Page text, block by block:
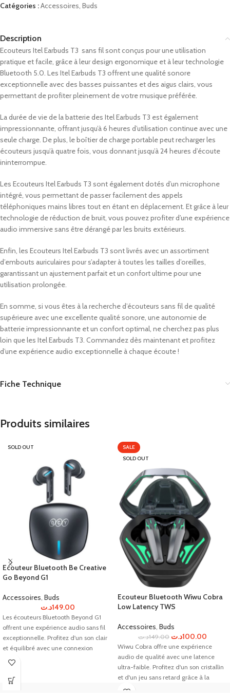
Catégories :Accessoires, Buds
Description
Ecouteurs Itel Earbuds T3 sans fil sont conçus pour une utilisation
pratique et facile, grâce à leur design ergonomique et à leur technologie
Bluetooth 5.0. Les Itel Earbuds T3 offrent une qualité sonore
exceptionnelle avec des basses puissantes et des aigus clairs, vous
permettant de profiter pleinement de votre musique préférée.
La durée de vie de la batterie des Itel Earbuds T3 est également
impressionnante, offrant jusqu’à 6 heures d’utilisation continue avec une
seule charge. De plus, le boîtier de charge portable peut recharger les
écouteurs jusqu’à quatre fois, vous donnant jusqu’à 24 heures d’écoute
ininterrompue.
Les Ecouteurs Itel Earbuds T3 sont également dotés d’un microphone
intégré, vous permettant de passer facilement des appels
téléphoniques mains libres tout en étant en déplacement. Et grâce à leur
technologie de réduction de bruit, vous pouvez profiter d’une expérience
audio immersive sans être dérangé par les bruits extérieurs.
Enfin, les Ecouteurs Itel Earbuds T3 sont livrés avec un assortiment
d’embouts auriculaires pour s’adapter à toutes les tailles d’oreilles,
garantissant un ajustement parfait et un confort ultime pour une
utilisation prolongée.
En somme, si vous êtes à la recherche d’écouteurs sans fil de qualité
supérieure avec une excellente qualité sonore, une autonomie de
batterie impressionnante et un confort optimal, ne cherchez pas plus
loin que les Itel Earbuds T3. Commandez dès maintenant et profitez
d’une expérience audio exceptionnelle à chaque écoute !
Fiche Technique
Produits similaires
SOLD OUT
Ecouteur Bluetooth Be Creative
Go Beyond G1
Accessoires, Buds
149.00د.ت
Les écouteurs Bluetooth Beyond G1
offrent une expérience audio sans fil
exceptionnelle. Profitez d'un son clair
et équilibré avec une connexion
stable.
SALE
SOLD OUT
Ecouteur Bluetooth Wiwu Cobra
Low Latency TWS
Accessoires, Buds
149.00د.ت 100.00د.ت
Wiwu Cobra offre une expérience
audio de qualité avec une latence
ultra-faible. Profitez d'un son cristallin
et d'un jeu sans retard grâce à la
technologie Bluetooth 5.0. Les